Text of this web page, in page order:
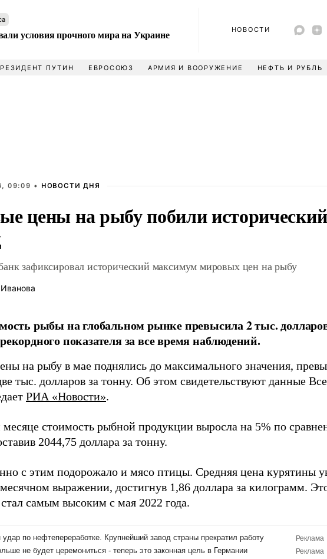
условия прочного мира на Украине НОВОСТИ
ПУТИН ЕВРОСОЮЗ АРМИЯ И ВООРУЖЕНИЕ НЕФТЬ И РУБЛЬ
09:09 • НОВОСТИ ДНЯ
цены на рыбу побили исторический
зафиксировал исторический максимум мировых цен на рыбу
рыбы на глобальном рынке превысила 2 тыс.
показателя за все время наблюдений.
на рыбу в мае поднялись до максимального значения,
тыс. долларов за тонну. Об этом свидетельствуют данные
РИА «Новости».
стоимость рыбной продукции выросла на 5% по
2044,75 доллара за тонну.
с этим подорожало и мясо птицы. Средняя цена курятины
выражении, достигнув 1,86 доллара за килограмм.
стал самым высоким с мая 2022 года.